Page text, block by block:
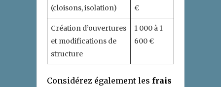
(cloisons, isolation)
€
Création d’ouvertures
et modifications de
structure
1 000 à 1
600 €
Considérez également les frais